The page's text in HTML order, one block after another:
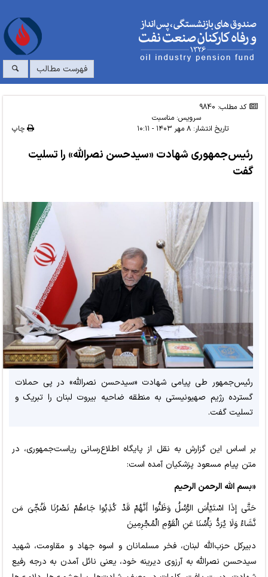
فهرست مطالب
کد مطلب: 9840
سرویس: مناسبت
تاریخ انتشار:۸ مهر ۱۴۰۳ - ۱۰:۱۱ چاپ
رئیس‌جمهوری شهادت «سیدحسن نصرالله» را تسلیت
گفت
رئیس‌جمهور طی پیامی شهادت «سیدحسن نصرالله» در پی حملات
گسترده رژیم صهیونیستی به منطقه ضاحیه بیروت لبنان را تبریک و
تسلیت گفت.
بر اساس این گزارش به نقل از پایگاه اطلاع‌رسانی ریاست‌جمهوری، در
متن پیام مسعود پزشکیان آمده است:
«بسم الله الرحمن الرحیم
حَتَّی إِذَا اسْتَیْأَسَ الرُّسُلُ وَظَنُّوا أَنَّهُمْ قَدْ کُذِبُوا جَاءَهُمْ نَصْرُنَا فَنُجِّیَ مَن
نَّشَاءُ وَلَا یُرَدُّ بَأْسُنَا عَنِ الْقَوْمِ الْمُجْرِمِینَ
دبیرکل حزب‌الله لبنان، فخر مسلمانان و اسوه جهاد و مقاومت، شهید
سیدحسن نصرالله به آرزوی دیرینه خود، یعنی نائل آمدن به درجه رفیع